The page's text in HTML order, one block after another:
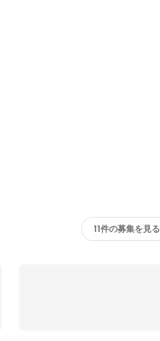
11件の募集を見る